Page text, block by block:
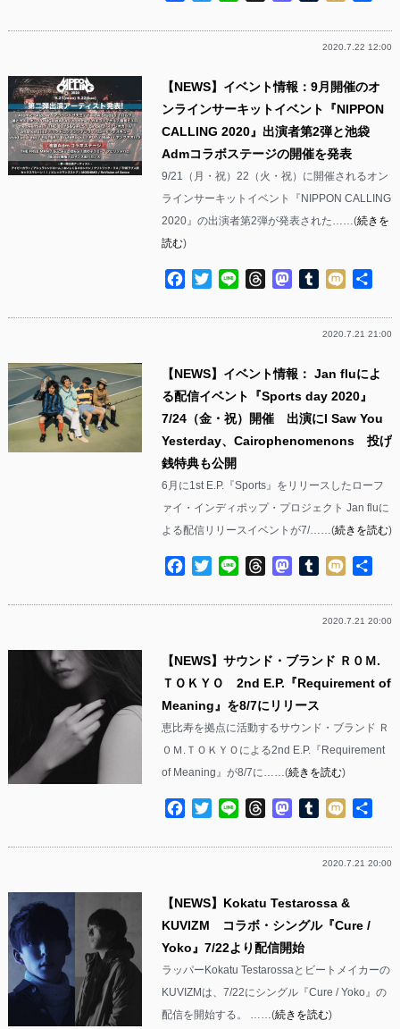
2020.7.22 12:00
【NEWS】イベント情報：9月開催のオ
ンラインサーキットイベント『NIPPON
CALLING 2020』出演者第2弾と池袋
Admコラボステージの開催を発表
9/21（月・祝）22（火・祝）に開催されるオン
ラインサーキットイベント『NIPPON CALLING
2020』の出演者第2弾が発表された……(続きを
読む)
Facebook
TwitterLine ThreadsMastodon
Tumblr
Mixi
2020.7.21 21:00
【NEWS】イベント情報： Jan fluによ
る配信イベント『Sports day 2020』
7/24（金・祝）開催 出演にI Saw You
Yesterday、Cairophenomenons 投げ
銭特典も公開
6月に1st E.P.『Sports』をリリースしたローフ
ァイ・インディポップ・プロジェクト Jan fluに
よる配信リリースイベントが7/……(続きを読む)
Facebook
TwitterLine ThreadsMastodon
Tumblr
Mixi
2020.7.21 20:00
【NEWS】サウンド・ブランド Ｒ０Ｍ.
ＴＯＫＹＯ 2nd E.P.『Requirement of
Meaning』を8/7にリリース
恵比寿を拠点に活動するサウンド・ブランド Ｒ
０Ｍ.ＴＯＫＹＯによる2nd E.P.『Requirement
of Meaning』が8/7に……(続きを読む)
Facebook
TwitterLine ThreadsMastodon
Tumblr
Mixi
2020.7.21 20:00
【NEWS】Kokatu Testarossa &
KUVIZM コラボ・シングル『Cure /
Yoko』7/22より配信開始
ラッパーKokatu Testarossaとビートメイカーの
KUVIZMは、7/22にシングル『Cure / Yoko』の
配信を開始する。 ……(続きを読む)